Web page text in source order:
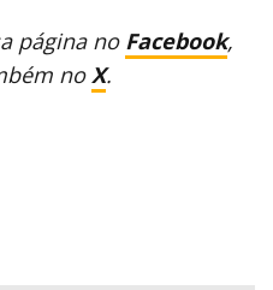
página no Facebook,
noX.